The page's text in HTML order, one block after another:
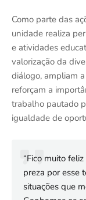
Como parte das
unidade realiza
e atividades
valorização da
diálogo, ampliam
reforçam a
trabalho pautado
igualdade de
“Fico muito
preza por esse
situações que